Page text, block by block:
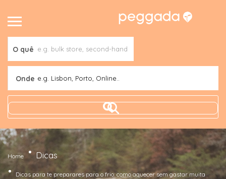
O quê
Onde e.g. Lisbon, Porto, Online..
Home Dicas
Dicas para te preparares para o frio: como aquecer sem gastar muita